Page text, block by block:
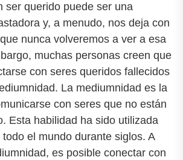
ser querido puede ser una
y, a menudo, nos deja con
nunca volveremos a ver a esa
muchas personas creen que
con seres queridos fallecidos
La mediumnidad es la
con seres que no están
Esta habilidad ha sido utilizada
el mundo durante siglos. A
es posible conectar con